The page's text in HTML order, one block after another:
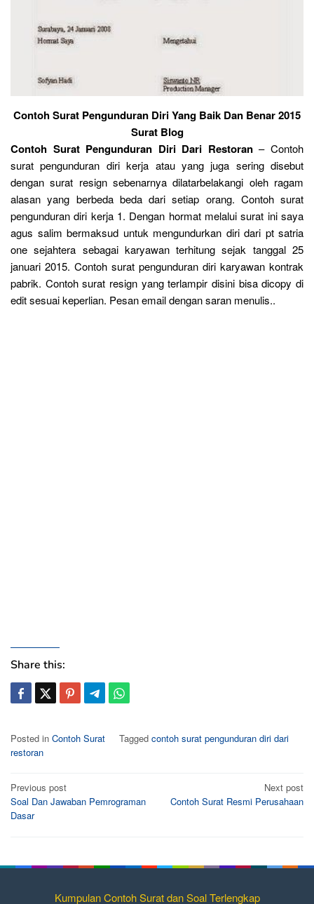
Contoh Surat Pengunduran Diri Yang Baik Dan Benar 2015
Surat Blog
Contoh Surat Pengunduran Diri Dari Restoran– Contoh
surat pengunduran diri kerja atau yang juga sering disebut
dengan surat resign sebenarnya dilatarbelakangi oleh ragam
alasan yang berbeda beda dari setiap orang. Contoh surat
pengunduran diri kerja 1. Dengan hormat melalui surat ini saya
agus salim bermaksud untuk mengundurkan diri dari pt satria
one sejahtera sebagai karyawan terhitung sejak tanggal 25
januari 2015. Contoh surat pengunduran diri karyawan kontrak
pabrik. Contoh surat resign yang terlampir disini bisa dicopy di
edit sesuai keperlian. Pesan email dengan saran menulis..
Share this:
Posted in Contoh Surat Tagged contoh surat pengunduran diri dari
restoran
Post
navigation
Previous post
Soal Dan Jawaban Pemrograman
Dasar
Next post
Contoh Surat Resmi Perusahaan
Kumpulan Contoh Surat dan Soal Terlengkap